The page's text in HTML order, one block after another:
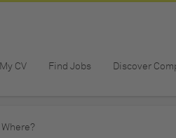
My CV Find Jobs Discover
Where?